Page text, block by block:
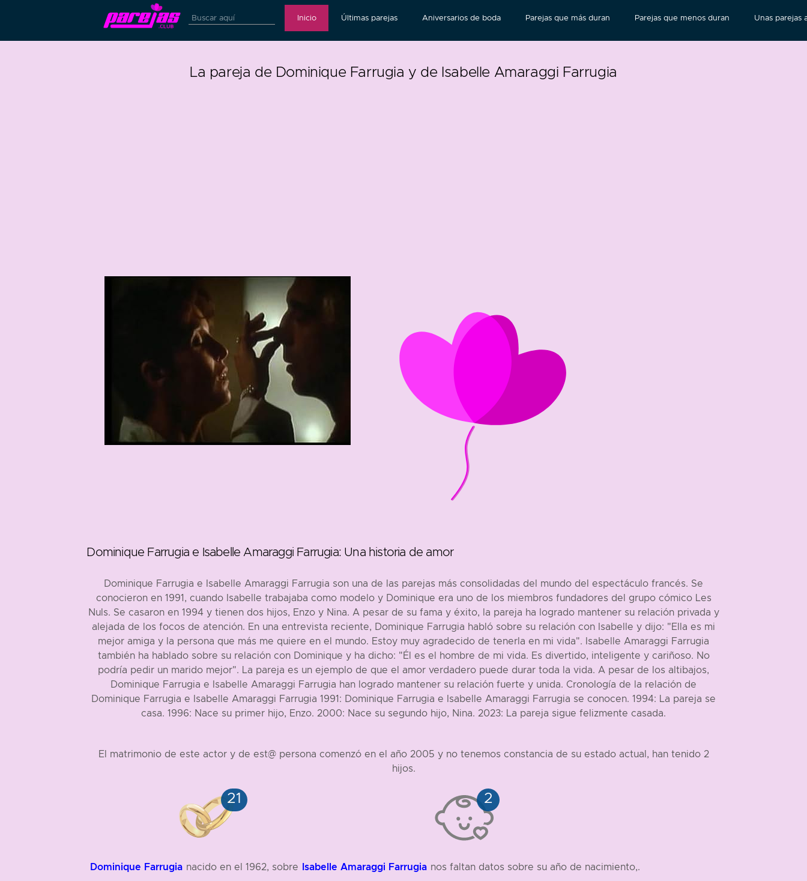
Inicio Últimas parejas Aniversarios de boda Parejas que más duran Parejas que menos duran Unas parejas
La pareja de Dominique Farrugia y de Isabelle Amaraggi Farrugia
Dominique Farrugia e Isabelle Amaraggi Farrugia: Una historia de amor
Dominique Farrugia e Isabelle Amaraggi Farrugia son una de las parejas más consolidadas del mundo del espectáculo francés. Se
conocieron en 1991, cuando Isabelle trabajaba como modelo y Dominique era uno de los miembros fundadores del grupo cómico Les
Nuls. Se casaron en 1994 y tienen dos hijos, Enzo y Nina. A pesar de su fama y éxito, la pareja ha logrado mantener su relación privada y
alejada de los focos de atención. En una entrevista reciente, Dominique Farrugia habló sobre su relación con Isabelle y dijo: "Ella es mi
mejor amiga y la persona que más me quiere en el mundo. Estoy muy agradecido de tenerla en mi vida". Isabelle Amaraggi Farrugia
también ha hablado sobre su relación con Dominique y ha dicho: "Él es el hombre de mi vida. Es divertido, inteligente y cariñoso. No
podría pedir un marido mejor". La pareja es un ejemplo de que el amor verdadero puede durar toda la vida. A pesar de los altibajos,
Dominique Farrugia e Isabelle Amaraggi Farrugia han logrado mantener su relación fuerte y unida. Cronología de la relación de
Dominique Farrugia e Isabelle Amaraggi Farrugia 1991: Dominique Farrugia e Isabelle Amaraggi Farrugia se conocen. 1994: La pareja se
casa. 1996: Nace su primer hijo, Enzo. 2000: Nace su segundo hijo, Nina. 2023: La pareja sigue felizmente casada.
El matrimonio de este actor y de est@ persona comenzó en el año 2005 y no tenemos constancia de su estado actual, han tenido 2
hijos.
Dominique Farrugia nacido en el 1962, sobre Isabelle Amaraggi Farrugia nos faltan datos sobre su año de nacimiento,.